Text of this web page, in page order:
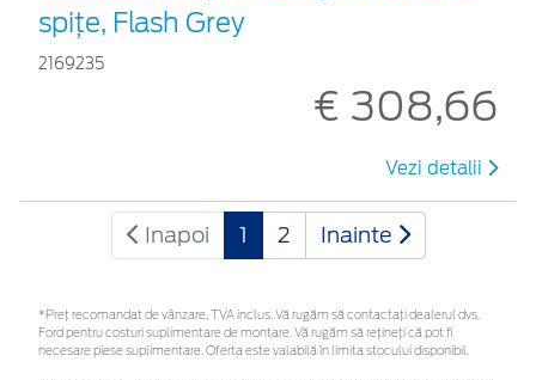
spițe, Flash Grey
2169235
€ 308,66
Vezi detalii
Inapoi 1 2 Inainte
*Preţ recomandat de vânzare, TVA inclus. Vă rugăm să contactaţi dealerul dvs.
Ford pentru costuri suplimentare de montare. Vă rugăm să rețineți că pot fi
necesare piese suplimentare. Oferta este valabilă în limita stocului disponibil.